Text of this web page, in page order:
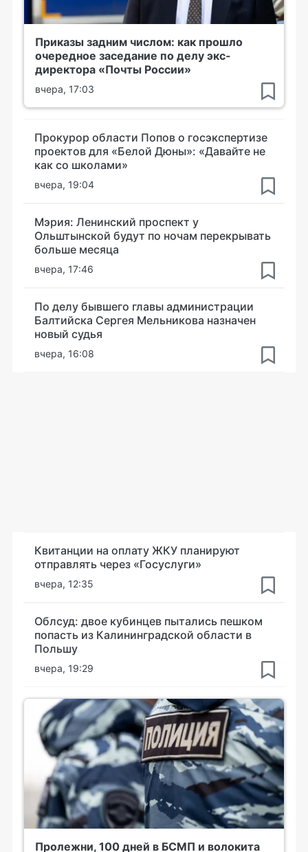
Приказы задним числом: как прошло
очередное заседание по делу экс-
директора «Почты России»
вчера, 17:03
Прокурор области Попов о госэкспертизе
проектов для «Белой Дюны»: «Давайте не
как со школами»
вчера, 19:04
Мэрия: Ленинский проспект у
Ольштынской будут по ночам перекрывать
больше месяца
вчера, 17:46
По делу бывшего главы администрации
Балтийска Сергея Мельникова назначен
новый судья
вчера, 16:08
Квитанции на оплату ЖКУ планируют
отправлять через «Госуслуги»
вчера, 12:35
Облсуд: двое кубинцев пытались пешком
попасть из Калининградской области в
Польшу
вчера, 19:29
Пролежни, 100 дней в БСМП и волокита